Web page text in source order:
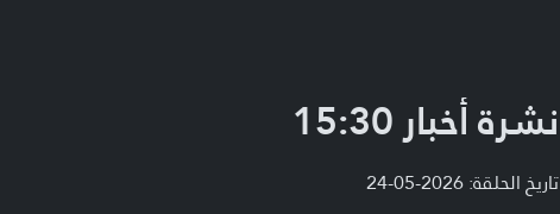
نشرة أخبار 15:30
تاريخ الحلقة: 2026-05-24